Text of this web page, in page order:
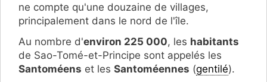
ne compte qu'une douzaine de villages,
principalement dans le nord de l'île.
Au nombre d'environ 225 000, les habitants
de Sao-Tomé-et-Principe sont appelés les
Santoméens et les Santoméennes (gentilé).